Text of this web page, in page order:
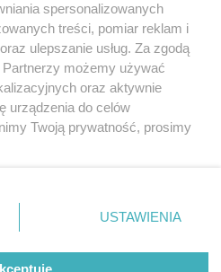
2 / 0
regulamin korzystania z portali
Skontakuj sięz nami
Kontakt
Wydawca
Redakcja
spersonalizowanych
treści, pomiar reklam i
ulepszanie usług. Za zgodą
możemy używać
oraz aktywnie
urządzenia do celów
Twoją prywatność, prosimy
w lewym dolnym rogu strony
danych nie wymagają
prawo sprzeciwić się
będą miały
USTAWIENIA